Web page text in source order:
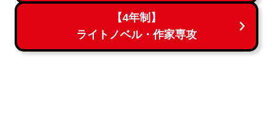
【4年制】
ライトノベル・作家専攻